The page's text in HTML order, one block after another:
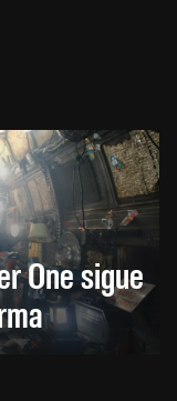
One sigue